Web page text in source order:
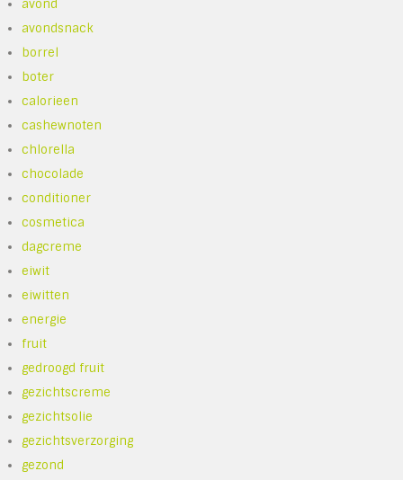
avond
avondsnack
borrel
boter
calorieen
cashewnoten
chlorella
chocolade
conditioner
cosmetica
dagcreme
eiwit
eiwitten
energie
fruit
gedroogd fruit
gezichtscreme
gezichtsolie
gezichtsverzorging
gezond